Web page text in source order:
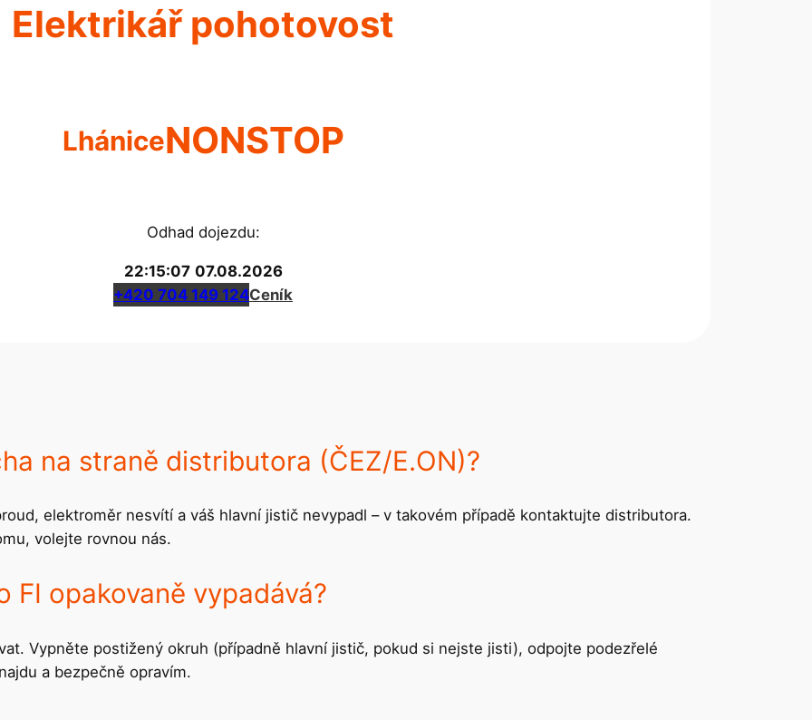
Elektrikář pohotovost
LhániceNONSTOP
Odhad dojezdu:
22:15:08 07.08.2026
+420 704 149 124Ceník
na straně distributora (ČEZ/E.ON)?
elektroměr nesvítí a váš hlavní jistič nevypadl – v takovém případě kontaktujte distributora.
volejte rovnou nás.
FI opakovaně vypadává?
Vypněte postižený okruh (případně hlavní jistič, pokud si nejste jisti), odpojte podezřelé
a bezpečně opravím.